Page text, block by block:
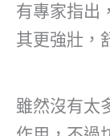
有專家指出
其更強壯，
雖然沒有太